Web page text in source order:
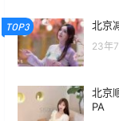
TOP3 北京
23年
北京
PA